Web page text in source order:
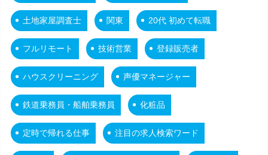
土地家屋調査士 関東 20代 初めて転職
フルリモート 技術営業 登録販売者
ハウスクリーニング 声優マネージャー
鉄道乗務員・船舶乗務員 化粧品
定時で帰れる仕事 注目の求人検索ワード